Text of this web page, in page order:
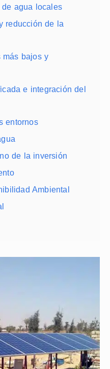
agua locales
reducción de la
más bajos y
e integración del
entornos
de la inversión
Ambiental